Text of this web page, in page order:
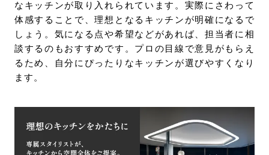
なキッチンが取り入れられています。実際にさわって
体感することで、理想となるキッチンが明確になるで
しょう。気になる点や希望などがあれば、担当者に相
談するのもおすすめです。プロの目線で意見がもらえ
るため、自分にぴったりなキッチンが選びやすくなり
ます。